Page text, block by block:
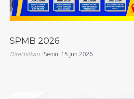
SPMB 2026
Diterbitkan :Senin, 15 Jun 2026